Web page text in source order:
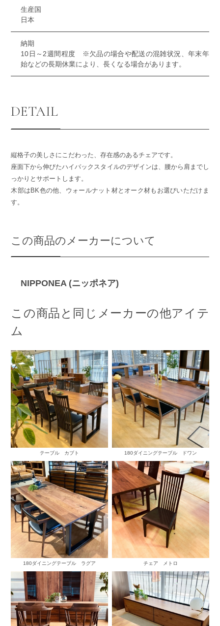
生産国
日本
納期
10日～2週間程度 ※欠品の場合や配送の混雑状況、年末年
始などの長期休業により、長くなる場合があります。
DETAIL
縦格子の美しさにこだわった、存在感のあるチェアです。
座面下から伸びたハイバックスタイルのデザインは、腰から肩までし
っかりとサポートします。
木部はBK色の他、ウォールナット材とオーク材もお選びいただけま
す。
この商品のメーカーについて
NIPPONEA (ニッポネア)
この商品と同じメーカーの他アイテ
ム
テーブル カブト 180ダイニングテーブル ドワン
180ダイニングテーブル ラグア チェア メトロ